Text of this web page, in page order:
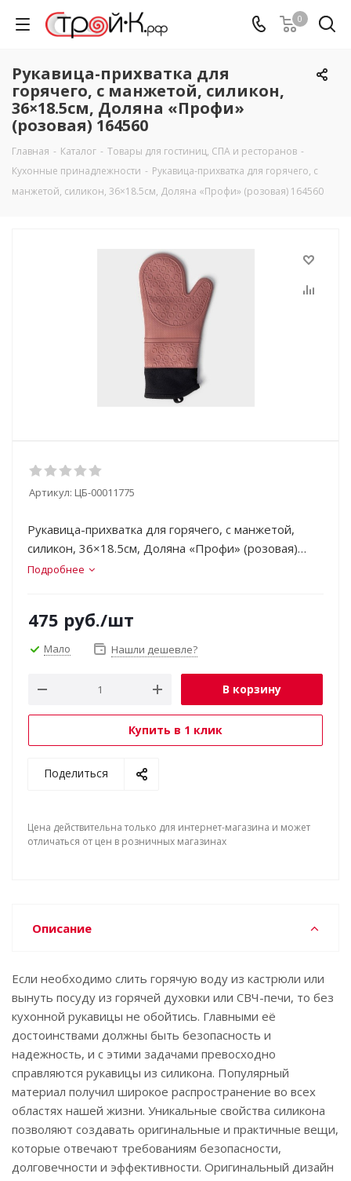
0
Рукавица-прихватка для
горячего, с манжетой, силикон,
36×18.5см, Доляна «Профи»
(розовая) 164560
Главная - Каталог - Товары для гостиниц, СПА и ресторанов -
Кухонные принадлежности - Рукавица-прихватка для горячего, с
манжетой, силикон, 36×18.5см, Доляна «Профи» (розовая) 164560
Артикул: ЦБ-00011775
Рукавица-прихватка для горячего, с манжетой,
силикон, 36×18.5см, Доляна «Профи» (розовая)
164560
Подробнее
475 руб./шт
Мало Нашли дешевле?
В корзину
Купить в 1 клик
Поделиться
Цена действительна только для интернет-магазина и может
отличаться от цен в розничных магазинах
Описание
Если необходимо слить горячую воду из кастрюли или
вынуть посуду из горячей духовки или СВЧ-печи, то без
кухонной рукавицы не обойтись. Главными её
достоинствами должны быть безопасность и
надежность, и с этими задачами превосходно
справляются рукавицы из силикона. Популярный
материал получил широкое распространение во всех
областях нашей жизни. Уникальные свойства силикона
позволяют создавать оригинальные и практичные вещи,
которые отвечают требованиям безопасности,
долговечности и эффективности. Оригинальный дизайн